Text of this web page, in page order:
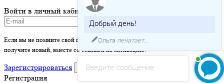
Войти в личный кабинет
Если вы не помните свой пароль - просто оставьте это поле пустым и вы
получите новый, вместе со ссылкой на активацию.
Зарегистрироваться войти
Регистрация
Введите сообщение
Добрый день!
Ольга печатает...